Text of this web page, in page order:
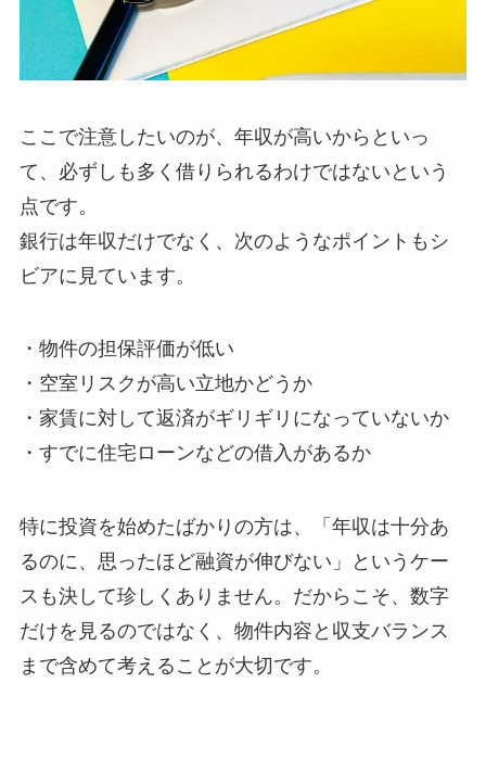
ここで注意したいのが、年収が高いからといっ
て、必ずしも多く借りられるわけではないという
点です。
銀行は年収だけでなく、次のようなポイントもシ
ビアに見ています。
・物件の担保評価が低い
・空室リスクが高い立地かどうか
・家賃に対して返済がギリギリになっていないか
・すでに住宅ローンなどの借入があるか
特に投資を始めたばかりの方は、「年収は十分あ
るのに、思ったほど融資が伸びない」というケー
スも決して珍しくありません。だからこそ、数字
だけを見るのではなく、物件内容と収支バランス
まで含めて考えることが大切です。